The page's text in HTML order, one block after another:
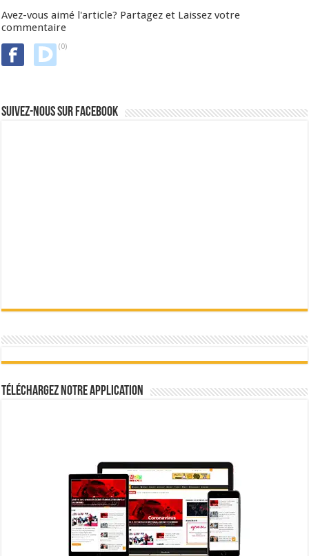
Avez-vous aimé l'article? Partagez et Laissez votre
commentaire
(0)
Suivez-nous sur Facebook
Téléchargez notre Application